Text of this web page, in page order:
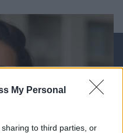
My Personal
to third parties, or